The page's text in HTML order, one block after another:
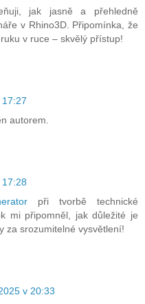
jak jasně a přehledně
v Rhino3D. Připomínka, že
v ruce – skvělý přístup!
autorem.
při tvorbě technické
mi připomněl, jak důležité je
za srozumitelné vysvětlení!
v 20:33